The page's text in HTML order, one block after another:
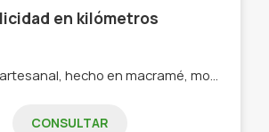
en kilómetros
CONSULTAR